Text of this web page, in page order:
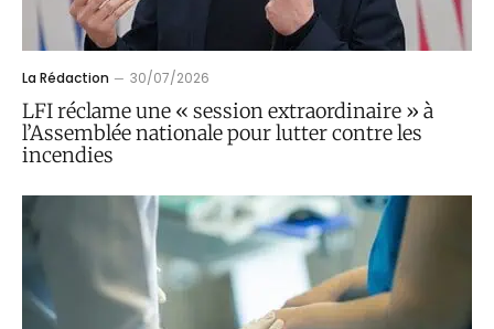
La Rédaction 30/07/2026
LFI réclame une « session extraordinaire » à
l’Assemblée nationale pour lutter contre les
incendies